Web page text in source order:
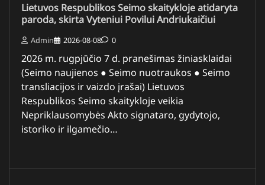
Lietuvos Respublikos Seimo skaitykloje atidaryta
paroda, skirta Vyteniui Povilui Andriukaičiui
Admin 2026-08-08 0
2026 m. rugpjūčio 7 d. pranešimas žiniasklaidai
(Seimo naujienos ● Seimo nuotraukos ● Seimo
transliacijos ir vaizdo įrašai) Lietuvos
Respublikos Seimo skaitykloje veikia
Nepriklausomybės Akto signataro, gydytojo,
istoriko ir ilgamečio…